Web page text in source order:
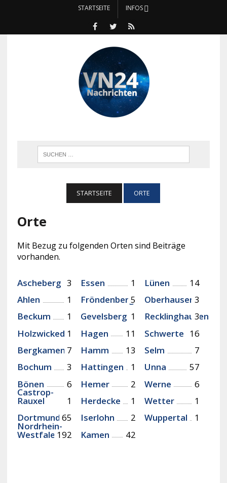
STARTSEITE INFOS
STARTSEITE ORTE
Orte
Mit Bezug zu folgenden Orten sind Beiträge
vorhanden.
Ascheberg 3
Ahlen
1
Beckum
1
Holzwickede1
Bergkamen 7
Bochum
3
Bönen
6
Castrop-
Rauxel
1
Dortmund 65
Nordrhein-
Westfalen192
Essen
1
Fröndenberg
5
Gevelsberg 1
Hagen
11
Hamm
13
Hattingen
1
Hemer
2
Herdecke
1
Iserlohn
2
Kamen
42
Lünen
14
Oberhausen 3
Recklinghausen
3
Schwerte 16
Selm
7
Unna
57
Werne
6
Wetter
1
Wuppertal
1